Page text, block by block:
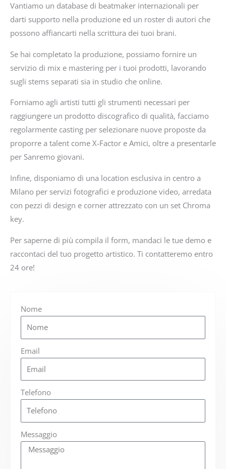
Vantiamo un database di beatmaker internazionali per
darti supporto nella produzione ed un roster di autori che
possono affiancarti nella scrittura dei tuoi brani.
Se hai completato la produzione, possiamo fornire un
servizio di mix e mastering per i tuoi prodotti, lavorando
sugli stems separati sia in studio che online.
Forniamo agli artisti tutti gli strumenti necessari per
raggiungere un prodotto discografico di qualità, facciamo
regolarmente casting per selezionare nuove proposte da
proporre a talent come X-Factor e Amici, oltre a presentarle
per Sanremo giovani.
Infine, disponiamo di una location esclusiva in centro a
Milano per servizi fotografici e produzione video, arredata
con pezzi di design e corner attrezzato con un set Chroma
key.
Per saperne di più compila il form, mandaci le tue demo e
raccontaci del tuo progetto artistico. Ti contatteremo entro
24 ore!
Nome
Email
Telefono
Messaggio